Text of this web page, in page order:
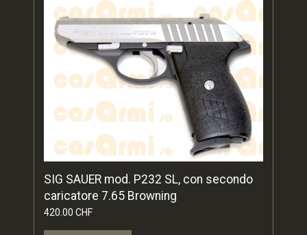
SIG SAUER mod. P232 SL, con secondo
caricatore 7.65 Browning
420.00 CHF